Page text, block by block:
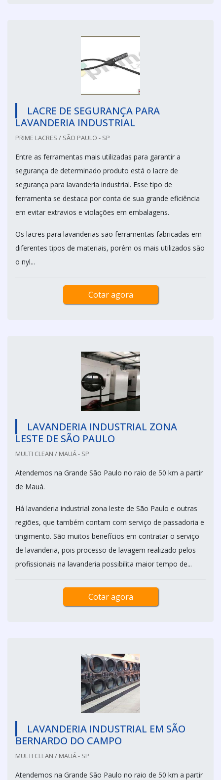
LACRE DE SEGURANÇA PARA
LAVANDERIA INDUSTRIAL
PRIME LACRES / SÃO PAULO - SP
Entre as ferramentas mais utilizadas para garantir a
segurança de determinado produto está o lacre de
segurança para lavanderia industrial. Esse tipo de
ferramenta se destaca por conta de sua grande eficiência
em evitar extravios e violações em embalagens.
Os lacres para lavanderias são ferramentas fabricadas em
diferentes tipos de materiais, porém os mais utilizados são
o nyl...
Cotar agora
LAVANDERIA INDUSTRIAL ZONA
LESTE DE SÃO PAULO
MULTI CLEAN / MAUÁ - SP
Atendemos na Grande São Paulo no raio de 50 km a partir
de Mauá.
Há lavanderia industrial zona leste de São Paulo e outras
regiões, que também contam com serviço de passadoria e
tingimento. São muitos benefícios em contratar o serviço
de lavanderia, pois processo de lavagem realizado pelos
profissionais na lavanderia possibilita maior tempo de...
Cotar agora
LAVANDERIA INDUSTRIAL EM SÃO
BERNARDO DO CAMPO
MULTI CLEAN / MAUÁ - SP
Atendemos na Grande São Paulo no raio de 50 km a partir